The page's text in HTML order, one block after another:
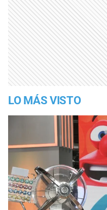
LO MÁS VISTO